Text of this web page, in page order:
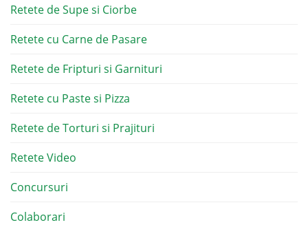
Retete de Supe si Ciorbe
Retete cu Carne de Pasare
Retete de Fripturi si Garnituri
Retete cu Paste si Pizza
Retete de Torturi si Prajituri
Retete Video
Concursuri
Colaborari